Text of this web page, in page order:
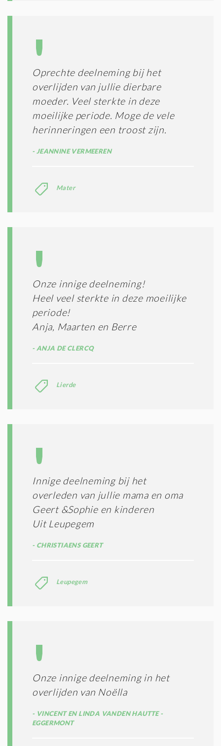
Oprechte deelneming bij het
overlijden van jullie dierbare
moeder. Veel sterkte in deze
moeilijke periode. Moge de vele
herinneringen een troost zijn.
JEANNINE VERMEEREN
Mater
Onze innige deelneming!
Heel veel sterkte in deze moeilijke
periode!
Anja, Maarten en Berre
ANJA DE CLERCQ
Lierde
Innige deelneming bij het
overleden van jullie mama en oma
Geert &Sophie en kinderen
Uit Leupegem
CHRISTIAENS GEERT
Leupegem
Onze innige deelneming in het
overlijden van Noëlla
VINCENT EN LINDA VANDEN HAUTTE -
EGGERMONT